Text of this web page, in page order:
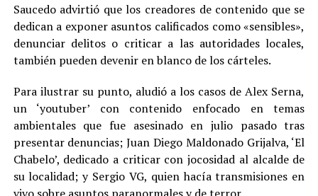
Saucedo advirtió que los creadores de contenido que se
dedican a exponer asuntos calificados como «sensibles»,
denunciar delitos o criticar a las autoridades locales,
también pueden devenir en blanco de los cárteles.
Para ilustrar su punto, aludió a los casos de Alex Serna,
un ‘youtuber’ con contenido enfocado en temas
ambientales que fue asesinado en julio pasado tras
presentar denuncias; Juan Diego Maldonado Grijalva, ‘El
Chabelo’, dedicado a criticar con jocosidad al alcalde de
su localidad; y Sergio VG, quien hacía transmisiones en